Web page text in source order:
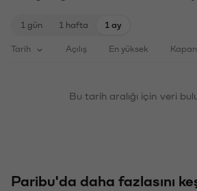
1 gün 1 hafta 1 ay
Tarih Açılış En yüksek
Bu tarih aralığı için veri
Paribu'da daha fazlasını